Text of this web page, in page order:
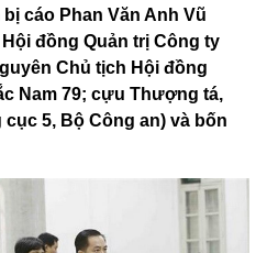
cáo Phan Văn Anh Vũ
đồng Quản trị Công ty
Chủ tịch Hội đồng
Nam 79; cựu Thượng tá,
5, Bộ Công an) và bốn